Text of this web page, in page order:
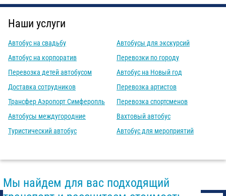
Наши услуги
Автобус на свадьбу
Автобус на корпоратив
Перевозка детей автобусом
Доставка сотрудников
Трансфер Аэропорт Симферопль
Автобусы междугородние
Туристический автобус
Автобусы для экскурсий
Перевозки по городу
Автобус на Новый год
Перевозка артистов
Перевозка спортсменов
Вахтовый автобус
Автобус для мероприятий
Мы найдем для вас подходящий